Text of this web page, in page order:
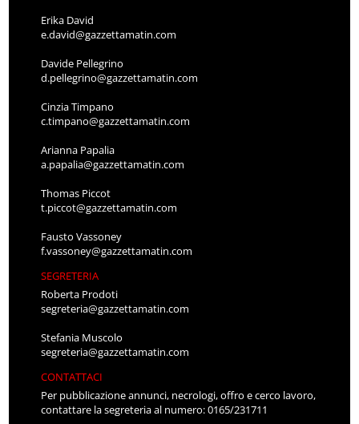
Erika David
e.david@gazzettamatin.com
Davide Pellegrino
d.pellegrino@gazzettamatin.com
Cinzia Timpano
c.timpano@gazzettamatin.com
Arianna Papalia
a.papalia@gazzettamatin.com
Thomas Piccot
t.piccot@gazzettamatin.com
Fausto Vassoney
f.vassoney@gazzettamatin.com
SEGRETERIA
Roberta Prodoti
segreteria@gazzettamatin.com
Stefania Muscolo
segreteria@gazzettamatin.com
CONTATTACI
Per pubblicazione annunci, necrologi, offro e cerco lavoro,
contattare la segreteria al numero: 0165/231711